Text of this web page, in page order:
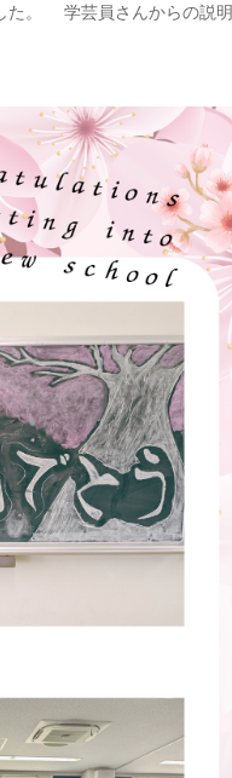
た。 学芸員さんからの説